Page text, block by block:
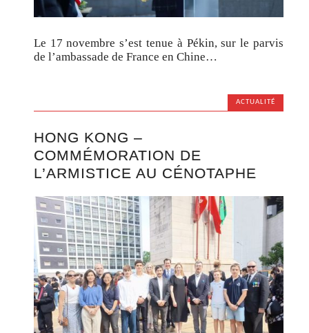
Le 17 novembre s’est tenue à Pékin, sur le parvis
de l’ambassade de France en Chine…
ACTUALITÉ
HONG KONG –
COMMÉMORATION DE
L’ARMISTICE AU CÉNOTAPHE